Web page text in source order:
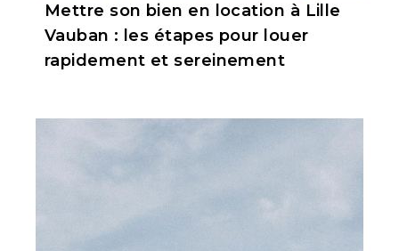
Mettre son bien en location à Lille
Vauban : les étapes pour louer
rapidement et sereinement